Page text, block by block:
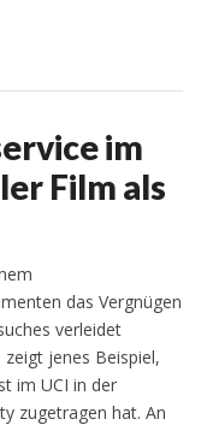
im
Film als
das Vergnügen
verleidet
jenes Beispiel,
im UCI in der
zugetragen hat. An